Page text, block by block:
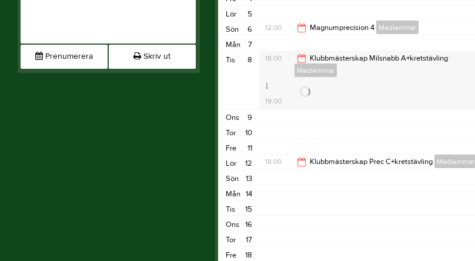
Prenumerera Skriv ut
5
Lör
6
Sön 12:00 Magnumprecision 4 Medlemmar
14:00
7
Mån
8
Tis 18:00
Klubbmästerskap Milsnabb A+kretstävling
Medlemmar
19:00
9
Ons
10
Tor
11
Fre
12
Lör 18:00 Klubbmästerskap Prec C+kretstävling Medlemmar
13
Sön
14
Mån
15
Tis
16
Ons
17
Tor
18
Fre